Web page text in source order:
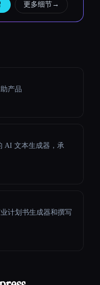
更多细节→
产品
AI 文本生成器，承
计划书生成器和撰写